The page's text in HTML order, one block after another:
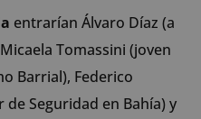
entrarían Álvaro Díaz (a
Tomassini (joven
Barrial), Federico
Seguridad en Bahía) y